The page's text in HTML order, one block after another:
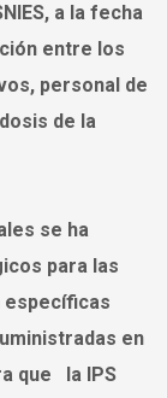
a la fecha
entre los
personal de
de la
se ha
para las
específicas
en
que la IPS